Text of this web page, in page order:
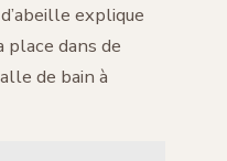
explique
place dans de
de bain à